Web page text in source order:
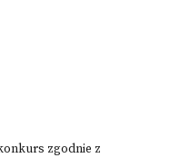
zgodnie z